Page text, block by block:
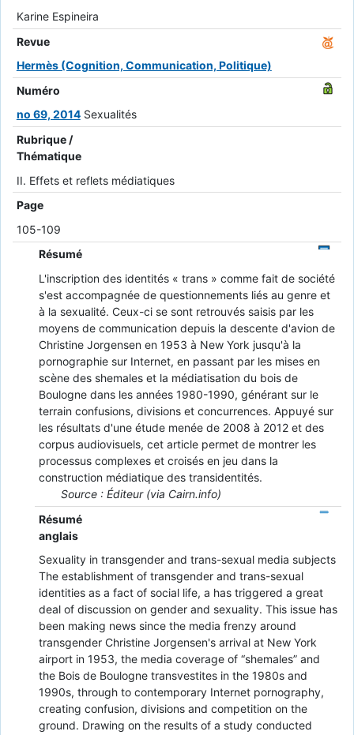
Karine Espineira
Revue
Hermès (Cognition, Communication, Politique)
Numéro
no 69, 2014 Sexualités
Rubrique /
Thématique
II. Effets et reflets médiatiques
Page
105-109
Résumé
L'inscription des identités « trans » comme fait de société
s'est accompagnée de questionnements liés au genre et
à la sexualité. Ceux-ci se sont retrouvés saisis par les
moyens de communication depuis la descente d'avion de
Christine Jorgensen en 1953 à New York jusqu'à la
pornographie sur Internet, en passant par les mises en
scène des shemales et la médiatisation du bois de
Boulogne dans les années 1980-1990, générant sur le
terrain confusions, divisions et concurrences. Appuyé sur
les résultats d'une étude menée de 2008 à 2012 et des
corpus audiovisuels, cet article permet de montrer les
processus complexes et croisés en jeu dans la
construction médiatique des transidentités.
Source : Éditeur (via Cairn.info)
Résumé
anglais
Sexuality in transgender and trans-sexual media subjects
The establishment of transgender and trans-sexual
identities as a fact of social life, a has triggered a great
deal of discussion on gender and sexuality. This issue has
been making news since the media frenzy around
transgender Christine Jorgensen's arrival at New York
airport in 1953, the media coverage of “shemales” and
the Bois de Boulogne transvestites in the 1980s and
1990s, through to contemporary Internet pornography,
creating confusion, divisions and competition on the
ground. Drawing on the results of a study conducted